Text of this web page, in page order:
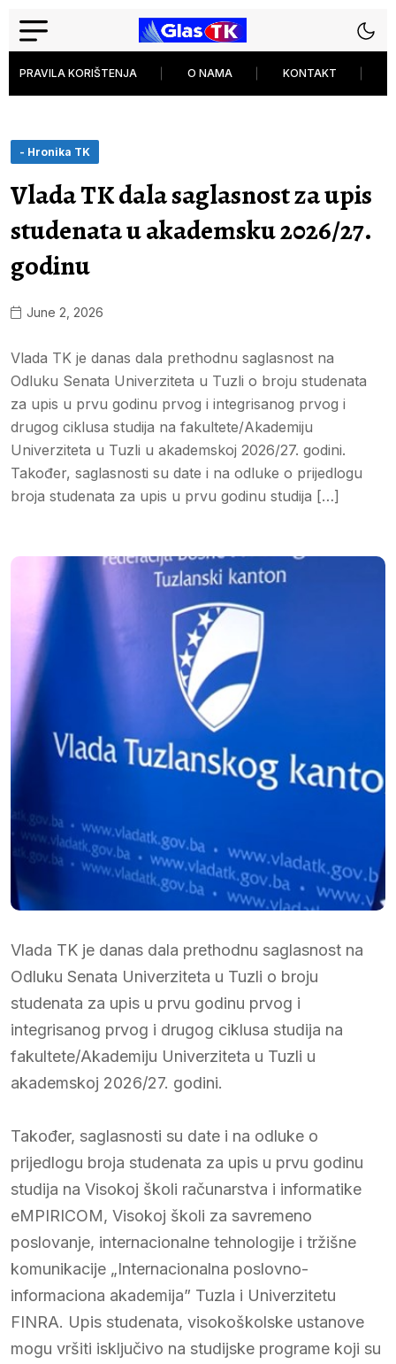
PRAVILA KORIŠTENJA O NAMA KONTAKT
- Hronika TK
Vlada TK dala saglasnost za upis
studenata u akademsku 2026/27.
godinu
June 2, 2026
Vlada TK je danas dala prethodnu saglasnost na
Odluku Senata Univerziteta u Tuzli o broju studenata
za upis u prvu godinu prvog i integrisanog prvog i
drugog ciklusa studija na fakultete/Akademiju
Univerziteta u Tuzli u akademskoj 2026/27. godini.
Također, saglasnosti su date i na odluke o prijedlogu
broja studenata za upis u prvu godinu studija […]
Vlada TK je danas dala prethodnu saglasnost na
Odluku Senata Univerziteta u Tuzli o broju
studenata za upis u prvu godinu prvog i
integrisanog prvog i drugog ciklusa studija na
fakultete/Akademiju Univerziteta u Tuzli u
akademskoj 2026/27. godini.
Također, saglasnosti su date i na odluke o
prijedlogu broja studenata za upis u prvu godinu
studija na Visokoj školi računarstva i informatike
eMPIRICOM, Visokoj školi za savremeno
poslovanje, internacionalne tehnologije i tržišne
komunikacije „Internacionalna poslovno-
informaciona akademija” Tuzla i Univerzitetu
FINRA. Upis studenata, visokoškolske ustanove
mogu vršiti isključivo na studijske programe koji su